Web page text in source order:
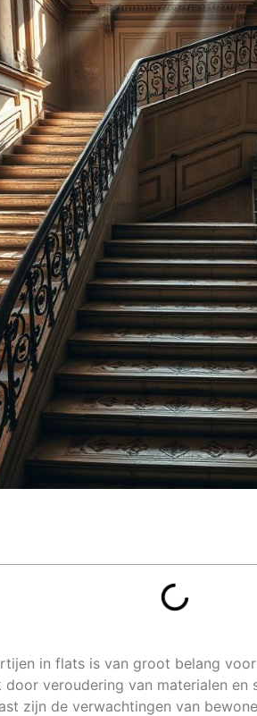
in flats is van groot belang
veroudering van materialen en
zijn de verwachtingen van